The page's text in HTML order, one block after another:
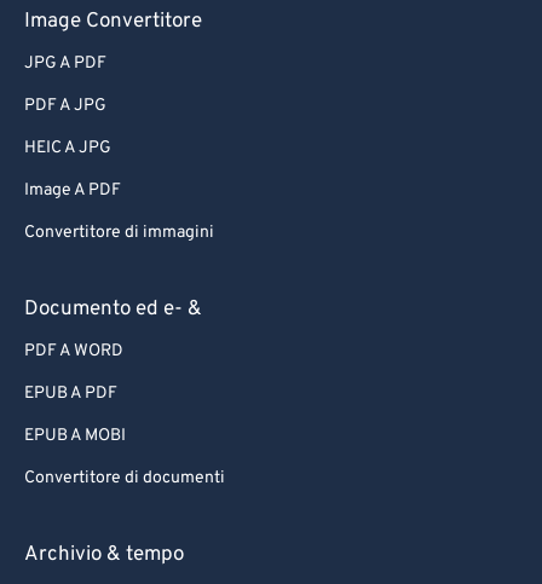
Image Convertitore
JPG A PDF
PDF A JPG
HEIC A JPG
Image A PDF
Convertitore di immagini
Documento ed e- &
PDF A WORD
EPUB A PDF
EPUB A MOBI
Convertitore di documenti
Archivio & tempo